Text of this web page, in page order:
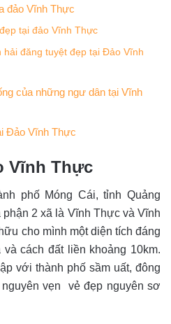
đảo Vĩnh Thực
tại đảo Vĩnh Thực
hải đăng tuyệt đẹp tại Đảo Vĩnh
của những ngư dân tại Vĩnh
Đảo Vĩnh Thực
Vĩnh Thực
phố Móng Cái, tỉnh Quảng
phận 2 xã là Vĩnh Thực và Vĩnh
cho mình một diện tích đáng
cách đất liền khoảng 10km.
với thành phố sầm uất, đông
vẹn vẻ đẹp nguyên sơ